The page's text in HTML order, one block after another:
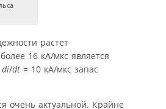
растет
16 кА/мкс является
di/dt = 10 кА/мкс запас
очень актуальной. Крайне